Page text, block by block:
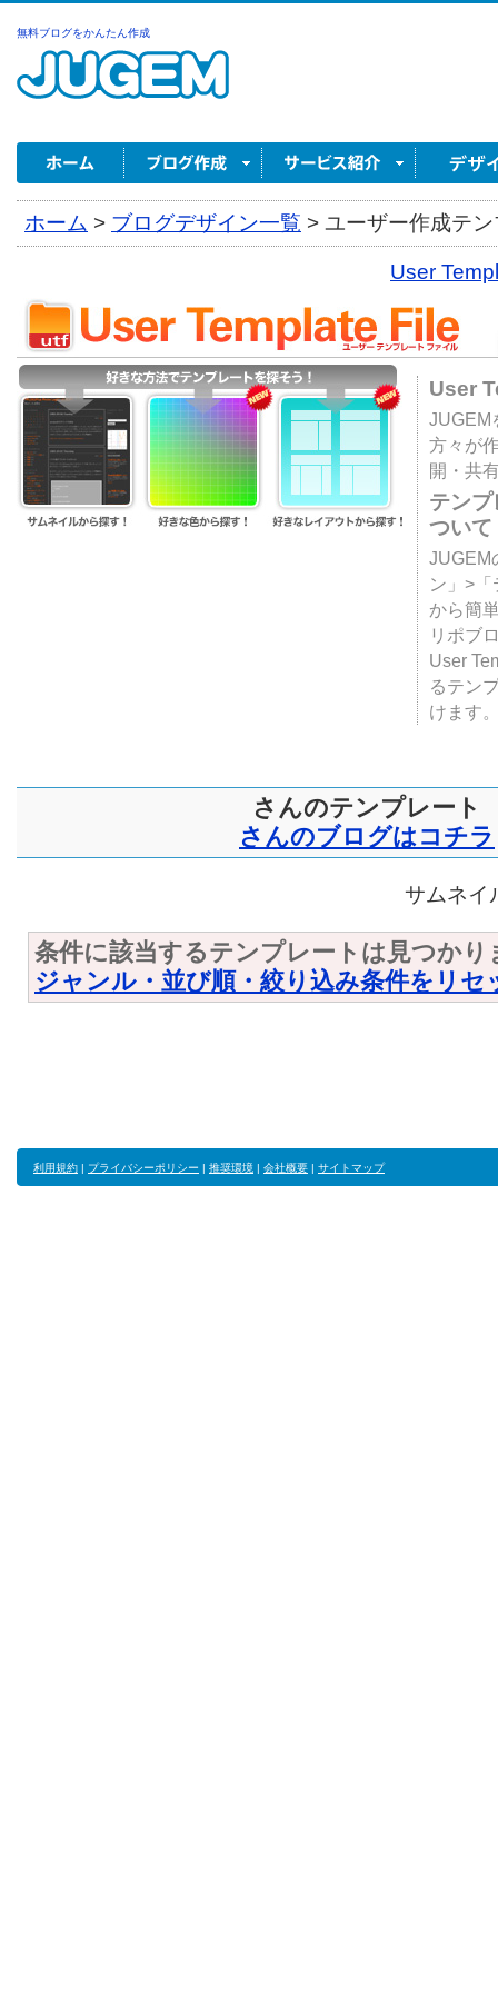
無料ブログをかんたん作成
ホーム > ブログデザイン一覧 > ユーザー作成テ
User
User
JUGEM
方々が
開・共
テン
ついて
JUGEM
ン」>
から簡
リポブ
User
るテン
けます
さんのテンプレート
さんのブログはコチラ
サムネイ
条件に該当するテンプレートは見つかり
ジャンル・並び順・絞り込み条件をリセ
利用規約 | プライバシーポリシー | 推奨環境 | 会社概要 | サイトマップ